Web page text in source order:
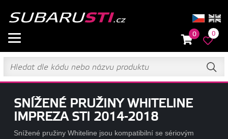
0 0
SNÍŽENÉ PRUŽINY WHITELINE
IMPREZA STI 2014-2018
Snížené pružiny Whiteline jsou kompatibilní se sériovým